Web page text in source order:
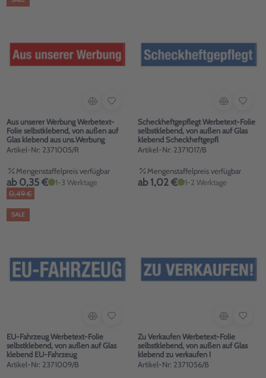
Aus unserer Werbung Werbetext-
Folie selbstklebend, von außen auf
Glas klebend aus uns.Werbung
Artikel-Nr: 2371005/R
Mengenstaffelpreis verfügbar
ab 0,35 €
1-3 Werktage
0,49 €
Scheckheftgepflegt Werbetext-Folie
selbstklebend, von außen auf Glas
klebend Scheckheftgepfl
Artikel-Nr: 2371017/B
Mengenstaffelpreis verfügbar
ab 1,02 € 1-2 Werktage
SALE
EU-Fahrzeug Werbetext-Folie
selbstklebend, von außen auf Glas
klebend EU-Fahrzeug
Artikel-Nr: 2371009/B
Zu Verkaufen Werbetext-Folie
selbstklebend, von außen auf Glas
klebend zu verkaufen !
Artikel-Nr: 2371056/B